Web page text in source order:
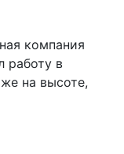
компания
работу в
на высоте,